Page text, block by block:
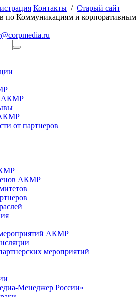
Контакты / Старый сайт
по Коммуникациям и корпоративным
АКМР
от партнеров
АКМР
АКМР
мероприятий
Менеджер России»